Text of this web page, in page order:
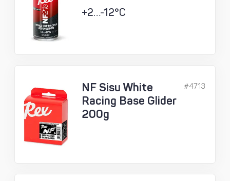
+2…-12°C
NF Sisu White
Racing Base Glider
200g
#4713